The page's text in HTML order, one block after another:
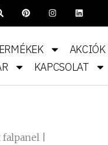
AKCIÓK
KAPCSOLAT
|